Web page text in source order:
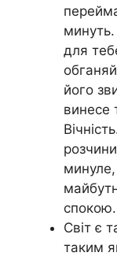
для
його
винесе
минуле,
спокою.
Світ є
таким